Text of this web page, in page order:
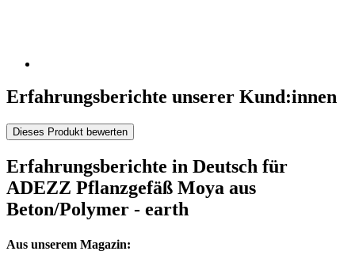
Erfahrungsberichte unserer Kund:innen
Dieses Produkt bewerten
Erfahrungsberichte in Deutsch für
ADEZZ Pflanzgefäß Moya aus
Beton/Polymer - earth
Aus unserem Magazin: